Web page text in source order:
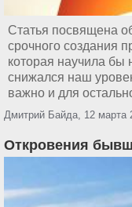
Статья посвящена
срочного создания
которая научила бы
снижался наш
важно и для
Дмитрий Байда, 12 марта
Откровения